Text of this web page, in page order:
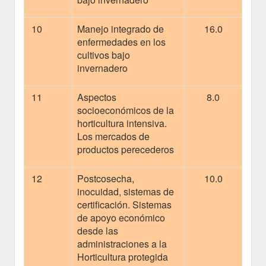
10
Manejo integrado de
enfermedades en los
cultivos bajo
invernadero
16.0
11
Aspectos
socioeconómicos de la
horticultura intensiva.
Los mercados de
productos perecederos
8.0
12
Postcosecha,
inocuidad, sistemas de
certificación. Sistemas
de apoyo económico
desde las
administraciones a la
Horticultura protegida
10.0